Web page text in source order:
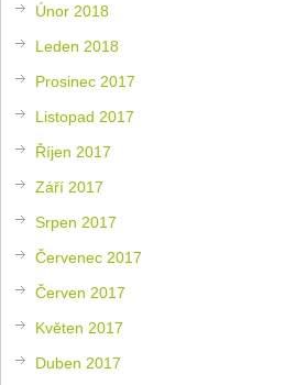
Únor 2018
Leden 2018
Prosinec 2017
Listopad 2017
Říjen 2017
Září 2017
Srpen 2017
Červenec 2017
Červen 2017
Květen 2017
Duben 2017